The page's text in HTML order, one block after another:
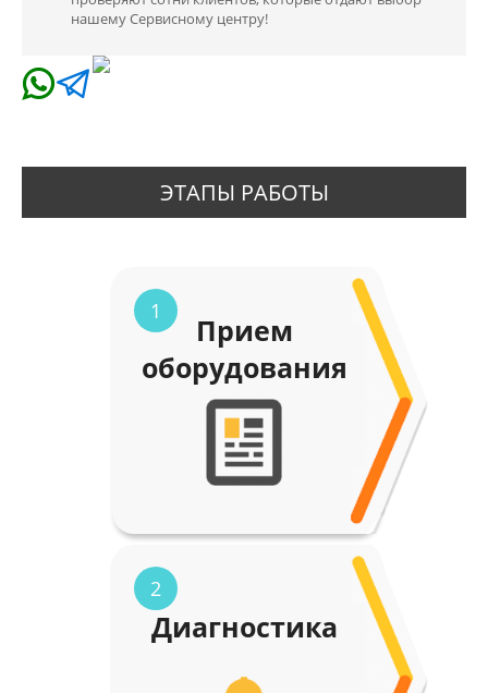
нашему Сервисному центру!
ЭТАПЫ РАБОТЫ
1
Прием
оборудования
2
Диагностика